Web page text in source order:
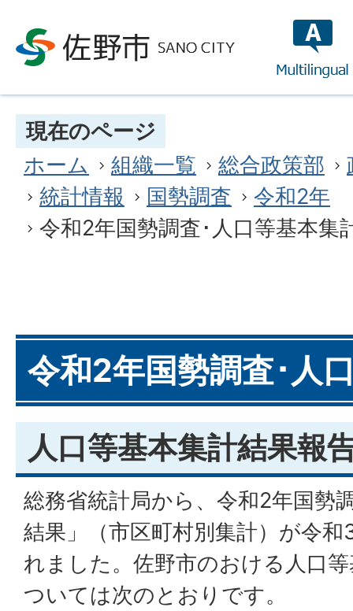
現在のページ
ホーム
組織一覧 総合政策部
統計情報
国勢調査
令和2年
令和2年国勢調査･人口等基本集
令和2年国勢調査･人
人口等基本集計結果報
総務省統計局から、令和2年国勢
結果」（市区町村別集計）が令
れました。佐野市のおける人口
ついては次のとおりです。